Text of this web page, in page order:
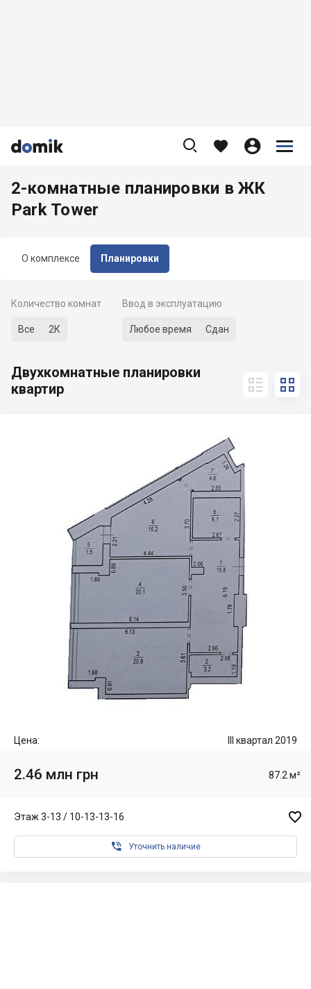


    


О комплексе Планировки
2-комнатные планировки в ЖК
Park Tower
Количество комнат
Все 2К
Ввод в эксплуатацию
Любое время Сдан
Двухкомнатные планировки
квартир
 
Цена: III квартал 2019
2.46 млн грн 87.2 м²
Этаж 3-13 / 10-13-13-16 
 Уточнить наличие